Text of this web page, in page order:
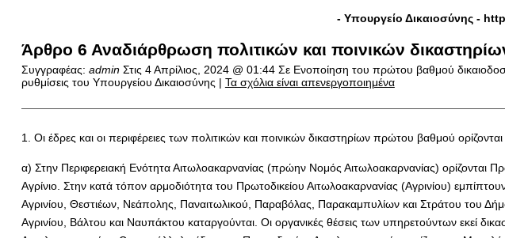
- Υπουργείο Δικαιοσύνης -
Άρθρο 6 Αναδιάρθρωση πολιτικών και ποινικών
Συγγραφέας: adminΣτις 4 Απρίλιος, 2024 @ 01:44 Σε Ενοποίηση του πρώτου βαθμού
ρυθμίσεις του Υπουργείου Δικαιοσύνης | Τα σχόλια είναι απενεργοποιημένα
1. Οι έδρες και οι περιφέρειες των πολιτικών και ποινικών δικαστηρίων πρώτου βαθμού
α) Στην Περιφερειακή Ενότητα Αιτωλοακαρνανίας (πρώην Νομός Αιτωλοακαρνανίας) ορίζονται
Αγρίνιο. Στην κατά τόπον αρμοδιότητα του Πρωτοδικείου Αιτωλοακαρνανίας (Αγρινίου)
Αγρινίου, Θεστιέων, Νεάπολης, Παναιτωλικού, Παραβόλας, Παρακαμπυλίων και Στράτου του
Αγρινίου, Βάλτου και Ναυπάκτου καταργούνται. Οι οργανικές θέσεις των υπηρετούντων εκεί